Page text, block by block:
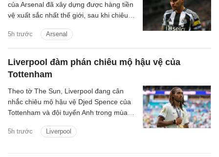
5h trước Arsenal
của Arsenal đã xây dựng được hàng tiền
vệ xuất sắc nhất thế giới, sau khi chiêu
Liverpool đàm phán chiêu mộ hậu vệ của
Tottenham
5h trước Liverpool
Theo tờ The Sun, Liverpool đang cân
nhắc chiêu mộ hậu vệ Djed Spence của
Tottenham và đội tuyển Anh trong mùa